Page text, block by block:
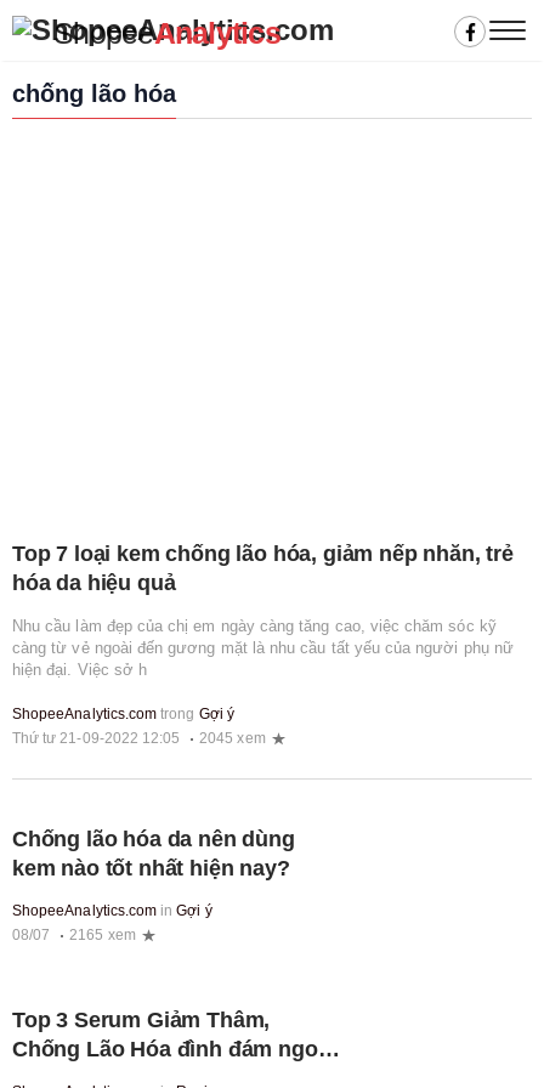
ShopeeAnalytics
chống lão hóa
Top 7 loại kem chống lão hóa, giảm nếp nhăn, trẻ
hóa da hiệu quả
Nhu cầu làm đẹp của chị em ngày càng tăng cao, việc chăm sóc kỹ
càng từ vẻ ngoài đến gương mặt là nhu cầu tất yếu của người phụ nữ
hiện đại. Việc sở h
ShopeeAnalytics.com trong Gợi ý
Thứ tư 21-09-2022 12:05
2045 xem
Chống lão hóa da nên dùng
kem nào tốt nhất hiện nay?
ShopeeAnalytics.com inGợi ý
08/07
2165 xem
Top 3 Serum Giảm Thâm,
Chống Lão Hóa đình đám ngon